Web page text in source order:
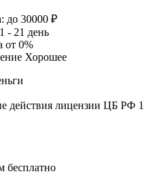
до 30000 ₽
1 - 21 день
от 0%
Хорошее
действия лицензии ЦБ РФ
бесплатно